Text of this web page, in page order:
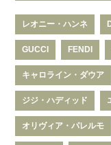
レオニー・ハンネ
GUCCI FENDI
キャロライン・ダウア
ジジ・ハディッド
オリヴィア・パレルモ